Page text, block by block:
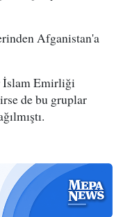
Afganistan'a
İslam Emirliği
de bu gruplar